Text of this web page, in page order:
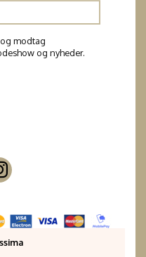
modtag
og nyheder.